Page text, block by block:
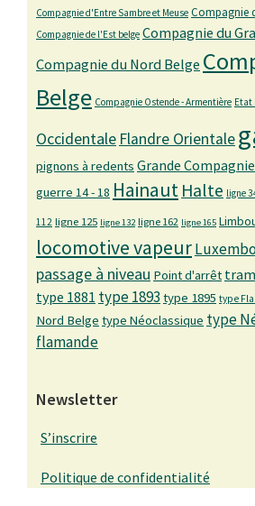
Compagnie d'Entre Sambre et Meuse Compagnie
Compagnie de l'Est belge Compagnie du
Compagnie du Nord Belge
Belge Compagnie Ostende - Armentière Etat
Occidentale Flandre Orientale
pignons à redents Grande
guerre 14 - 18 Hainaut Halte ligne
112 ligne 125 ligne 132 ligne 162 ligne 165
locomotive vapeur
passage à niveau Point d'arrêt
type 1881 type 1893 type 1895 type
Nord Belge type Néoclassique type
flamande
Newsletter
S’inscrire
Politique de confidentialité